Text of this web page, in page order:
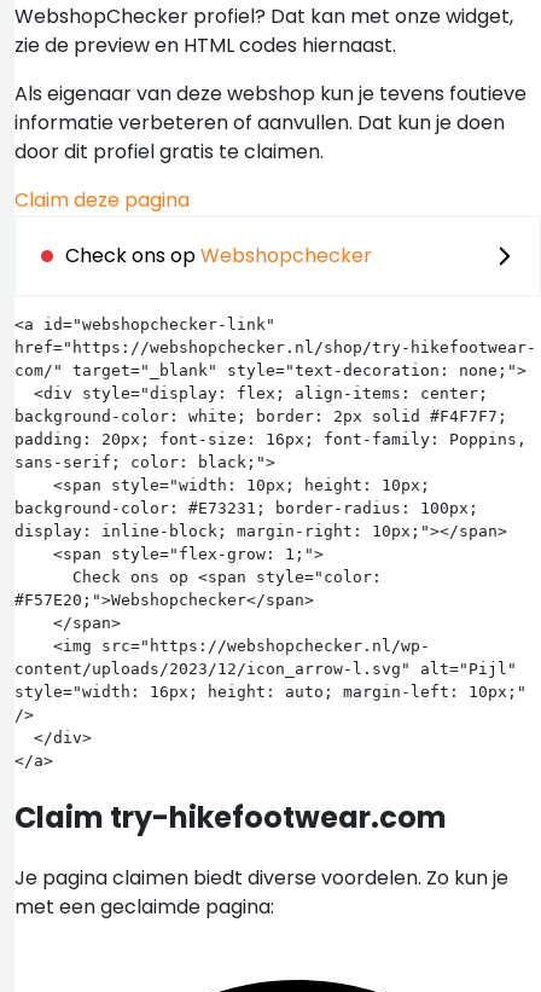
WebshopChecker profiel? Dat kan met onze widget,
zie de preview en HTML codes hiernaast.
Als eigenaar van deze webshop kun je tevens foutieve
informatie verbeteren of aanvullen. Dat kun je doen
door dit profiel gratis te claimen.
Claim deze pagina
Check ons opWebshopchecker
<a id="webshopchecker-link"
href="https://webshopchecker.nl/shop/try-hikefootwear-
com/" target="_blank" style="text-decoration: none;">
background-color: white; border: 2px solid #F4F7F7;
padding: 20px; font-size: 16px; font-family: Poppins,
sans-serif; color: black;">
background-color: #E73231; border-radius: 100px;
display: inline-block; margin-right: 10px;"></span>
#F57E20;">Webshopchecker</span>
content/uploads/2023/12/icon_arrow-l.svg" alt="Pijl"
style="width: 16px; height: auto; margin-left: 10px;"
/>
Claim try-hikefootwear.com
Je pagina claimen biedt diverse voordelen. Zo kun je
met een geclaimde pagina: